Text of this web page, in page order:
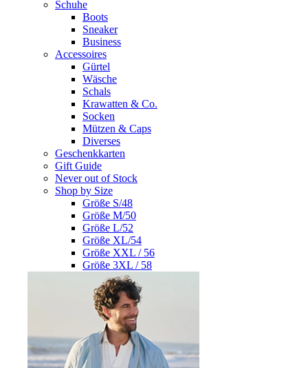
Schuhe
Boots
Sneaker
Business
Accessoires
Gürtel
Wäsche
Schals
Krawatten & Co.
Socken
Mützen & Caps
Diverses
Geschenkkarten
Gift Guide
Never out of Stock
Shop by Size
Größe S/48
Größe M/50
Größe L/52
Größe XL/54
Größe XXL / 56
Größe 3XL / 58